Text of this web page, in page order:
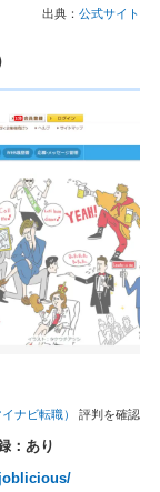
出典： 公式サイト
ナビ転職） 評判を確認
：あり